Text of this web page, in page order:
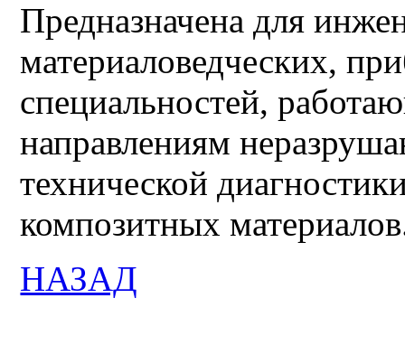
Предназначена для
материаловедческих,
специальностей,
направлениям
технической
композитных
НАЗАД